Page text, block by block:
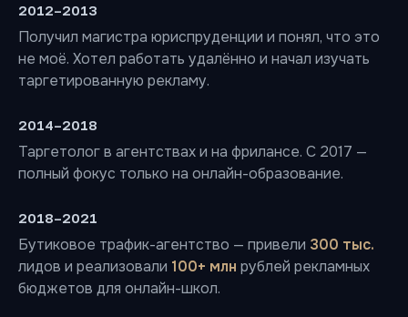
2012–2013
Получил магистра юриспруденции и понял, что это
не моё. Хотел работать удалённо и начал изучать
таргетированную рекламу.
2014–2018
Таргетолог в агентствах и на фрилансе. С 2017 —
полный фокус только на онлайн-образование.
2018–2021
Бутиковое трафик-агентство — привели 300 тыс.
лидов и реализовали 100+ млн рублей рекламных
бюджетов для онлайн-школ.